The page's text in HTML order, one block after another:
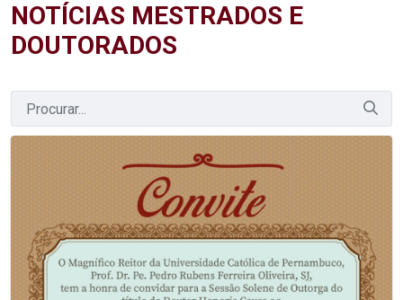
NOTÍCIAS MESTRADOS E
DOUTORADOS